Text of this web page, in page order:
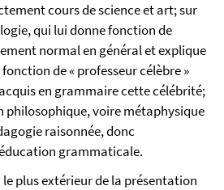
cours de science et art; sur
qui lui donne fonction de
normal en général et explique
de « professeur célèbre »
en grammaire cette célébrité;
philosophique, voire métaphysique
raisonnée, donc
grammaticale.
le plus extérieur de la présentation